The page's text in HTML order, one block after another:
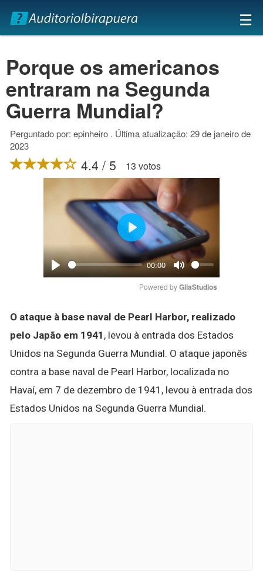
×
☰
Porque os americanos
entraram na Segunda
Guerra Mundial?
Perguntado por: epinheiro . Última atualização: 29 de janeiro de
2023
4.4 / 5 13 votos
Play
00:00
Mute
Play
Powered by GliaStudios
O ataque à base naval de Pearl Harbor, realizado
pelo Japão em 1941 , levou à entrada dos Estados
Unidos na Segunda Guerra Mundial. O ataque japonês
contra a base naval de Pearl Harbor, localizada no
Havaí, em 7 de dezembro de 1941, levou à entrada dos
Estados Unidos na Segunda Guerra Mundial.